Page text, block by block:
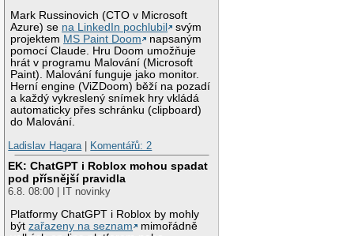
Mark Russinovich (CTO v Microsoft
Azure) se na LinkedIn pochlubil
svým
projektem MS Paint Doom
napsaným
pomocí Claude. Hru Doom umožňuje
hrát v programu Malování (Microsoft
Paint). Malování funguje jako monitor.
Herní engine (ViZDoom) běží na pozadí
a každý vykreslený snímek hry vkládá
automaticky přes schránku (clipboard)
do Malování.
Ladislav Hagara
Komentářů: 2
EK: ChatGPT i Roblox mohou spadat
pod přísnější pravidla
6.8. 08:00 | IT novinky
Platformy ChatGPT i Roblox by mohly
býtzařazeny na seznam
mimořádně